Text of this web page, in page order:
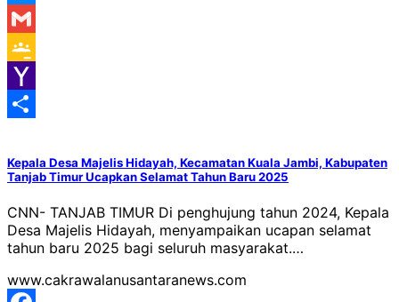
Messenger
Gmail
Google
Classroom
Yahoo
Kepala Desa Majelis Hidayah, Kecamatan Kuala Jambi, Kabupaten
Tanjab Timur Ucapkan Selamat Tahun Baru 2025
CNN- TANJAB TIMUR Di penghujung tahun 2024, Kepala
Desa Majelis Hidayah, menyampaikan ucapan selamat
tahun baru 2025 bagi seluruh masyarakat.…
www.cakrawalanusantaranews.com